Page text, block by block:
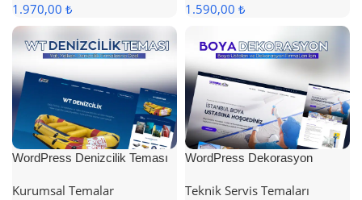
1.970,00 ₺
1.590,00 ₺
WordPress Denizcilik Teması
Kurumsal Temalar
WordPress Dekorasyon
Teknik Servis Temaları